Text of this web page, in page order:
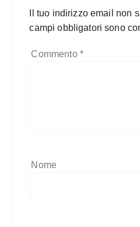
Il tuo indirizzo email non
campi obbligatori sono
Commento *
Nome